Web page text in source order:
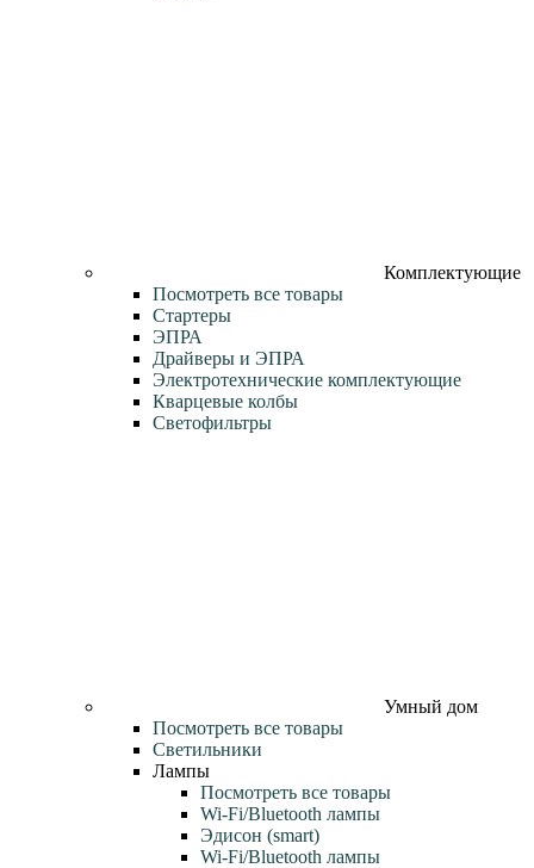
Комплектующие
Посмотреть все товары
Стартеры
ЭПРА
Драйверы и ЭПРА
Электротехнические комплектующие
Кварцевые колбы
Светофильтры
Умный дом
Посмотреть все товары
Светильники
Лампы
Посмотреть все товары
Wi‑Fi/Bluetooth лампы
Эдисон (smart)
Wi-Fi/Bluetooth лампы